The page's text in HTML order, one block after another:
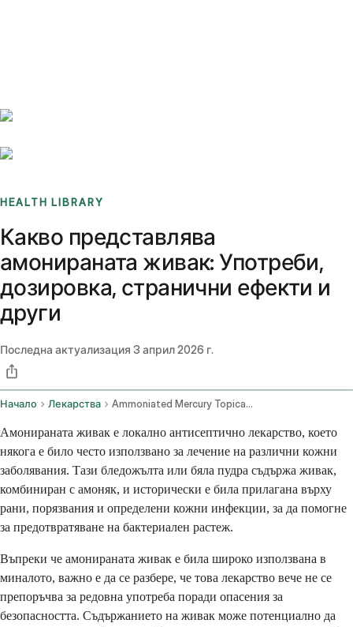
HEALTH LIBRARY
Какво представлява
амонираната живак: Употреби,
дозировка, странични ефекти и
други
Последна актуализация 3 април 2026 г.
Начало Лекарства Ammoniated Mercury Topical Route
Амонираната живак е локално антисептично лекарство, което
някога е било често използвано за лечение на различни кожни
заболявания. Тази бледожълта или бяла пудра съдържа живак,
комбиниран с амоняк, и исторически е била прилагана върху
рани, порязвания и определени кожни инфекции, за да помогне
за предотвратяване на бактериален растеж.
Въпреки че амонираната живак е била широко използвана в
миналото, важно е да се разбере, че това лекарство вече не се
препоръчва за редовна употреба поради опасения за
безопасността. Съдържанието на живак може потенциално да